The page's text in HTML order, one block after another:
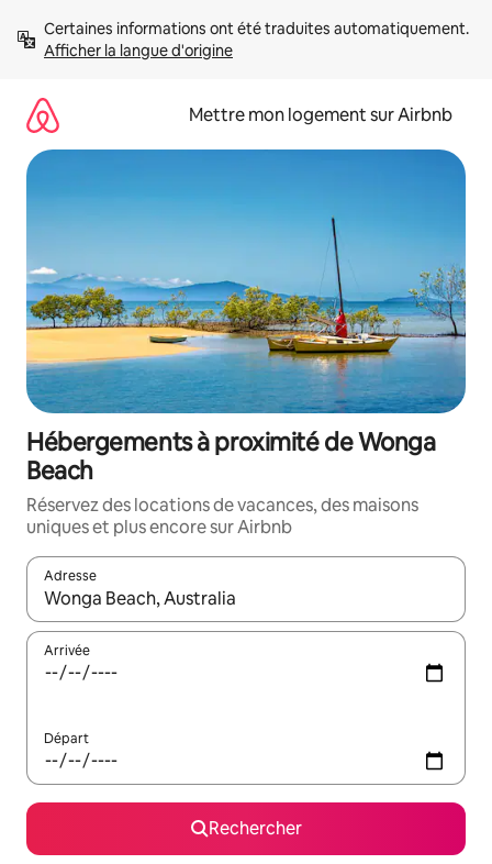
directement
Afficher la langue d'origine
Mettre mon logement sur Airbnb
Hébergements à proximité de Wonga
Beach
Réservez des locations de vacances, des maisons
uniques et plus encore sur Airbnb
Adresse
Lorsque les résultats s'affichent, utilisez les flèches vers le
Arrivée
Départ
Rechercher